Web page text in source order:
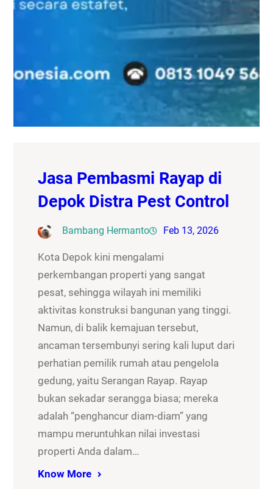
Jasa Pembasmi Rayap di
Depok Distra Pest Control
Bambang Hermanto Feb 13, 2026
Kota Depok kini mengalami
perkembangan properti yang sangat
pesat, sehingga wilayah ini memiliki
aktivitas konstruksi bangunan yang tinggi.
Namun, di balik kemajuan tersebut,
ancaman tersembunyi sering kali luput dari
perhatian pemilik rumah atau pengelola
gedung, yaitu Serangan Rayap. Rayap
bukan sekadar serangga biasa; mereka
adalah “penghancur diam-diam” yang
mampu meruntuhkan nilai investasi
properti Anda dalam…
Know More